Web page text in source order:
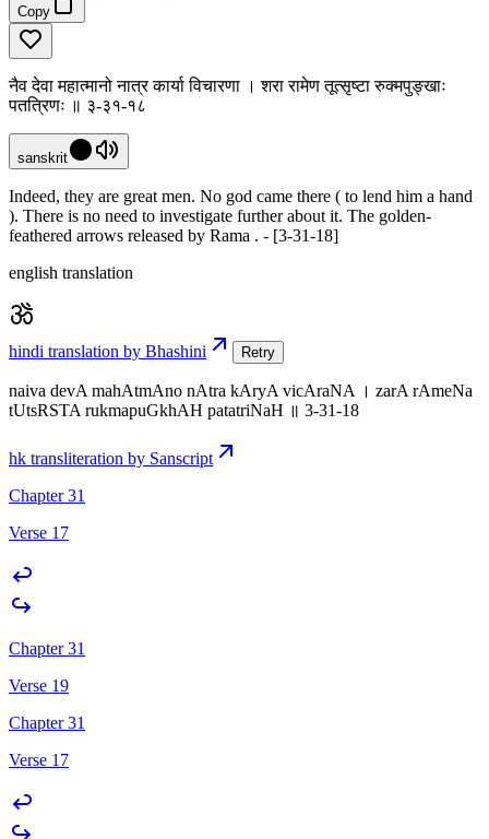
Copy
नैव देवा महात्मानो नात्र कार्या विचारणा । शरा रामेण तूत्सृष्टा रुक्मपुङ्खाः
पतत्रिणः ॥ ३-३१-१८
sanskrit
Indeed, they are great men. No god came there ( to lend him a hand
). There is no need to investigate further about it. The golden-
feathered arrows released by Rama . - [3-31-18]
english translation
hindi translation by Bhashini Retry
naiva devA mahAtmAno nAtra kAryA vicAraNA । zarA rAmeNa
tUtsRSTA rukmapuGkhAH patatriNaH ॥ 3-31-18
hk transliteration by Sanscript
Chapter 31
Verse 17
Chapter 31
Verse 19
Chapter 31
Verse 17